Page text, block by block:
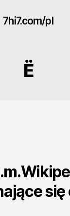
7hi7.com/pl
Ë
się